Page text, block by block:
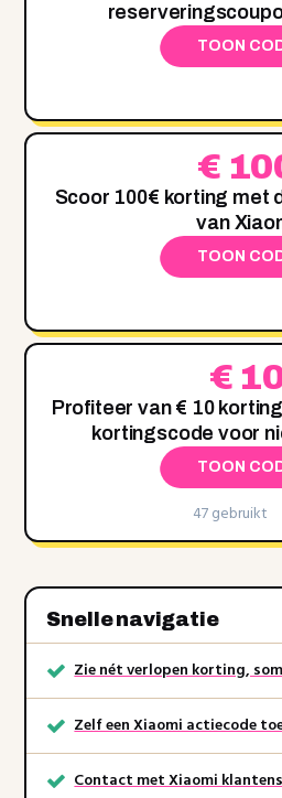
TOON
€
Scoor 100€ korting met
van
TOON
€
Profiteer van € 10
kortingscode voor
TOON
47 gebruikt
Snelle navigatie
Zie nét verlopen korting,
Zelf een Xiaomi actiecode
Contact met Xiaomi